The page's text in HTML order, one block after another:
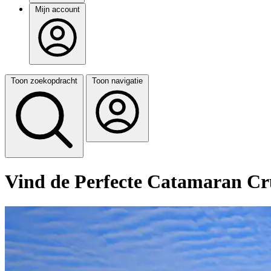
Mijn account
Toon zoekopdracht Toon navigatie
Vind de Perfecte Catamaran